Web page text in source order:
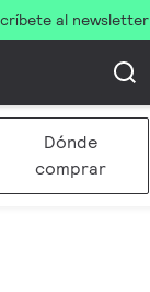
al newsletter
Dónde
comprar